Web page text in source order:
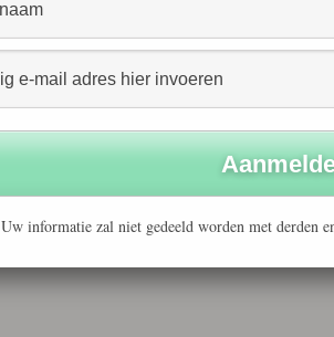
Uw informatie zal niet gedeeld worden met derden